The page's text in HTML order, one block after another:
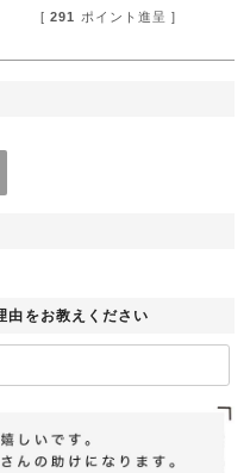
[ 291 ポイント進呈 ]
由をお教えください